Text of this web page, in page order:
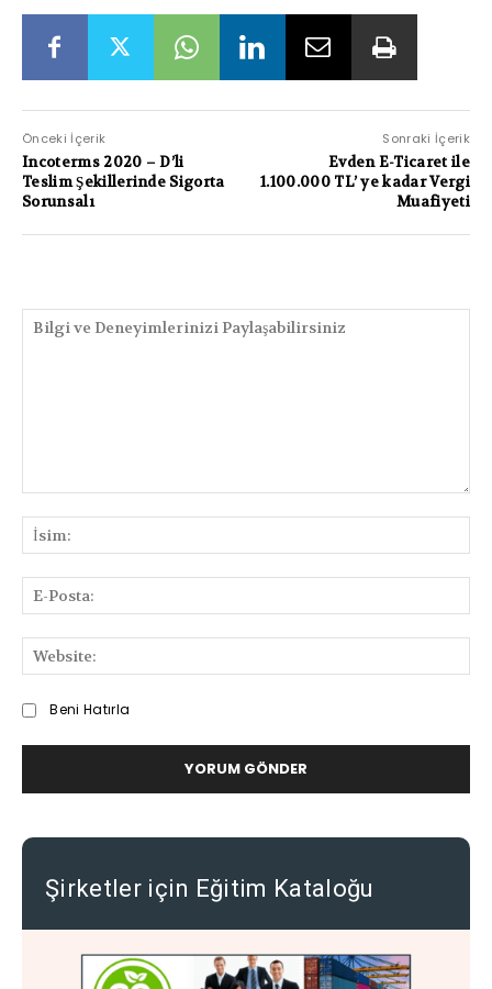
Önceki İçerik
Incoterms 2020 – D’li
Teslim Şekillerinde Sigorta
Sorunsalı
Sonraki İçerik
Evden E-Ticaret ile
1.100.000 TL’ ye kadar Vergi
Muafiyeti
ve
Deneyimlerinizi
Beni Hatırla
Şirketler için Eğitim Kataloğu